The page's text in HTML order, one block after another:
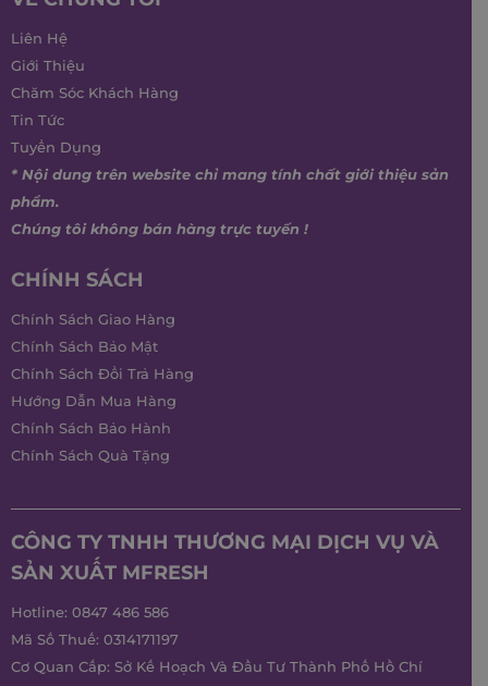
Liên Hệ
Giới Thiệu
Chăm Sóc Khách Hàng
Tin Tức
Tuyển Dụng
* Nội dung trên website chỉ mang tính chất giới thiệu sản
phẩm.
Chúng tôi không bán hàng trực tuyến !
CHÍNH SÁCH
Chính Sách Giao Hàng
Chính Sách Bảo Mật
Chính Sách Đổi Trả Hàng
Hướng Dẫn Mua Hàng
Chính Sách Bảo Hành
Chính Sách Quà Tặng
CÔNG TY TNHH THƯƠNG MẠI DỊCH VỤ VÀ
SẢN XUẤT MFRESH
Hotline: 0847 486 586
Mã Số Thuế: 0314171197
Cơ Quan Cấp: Sở Kế Hoạch Và Đầu Tư Thành Phố Hồ Chí